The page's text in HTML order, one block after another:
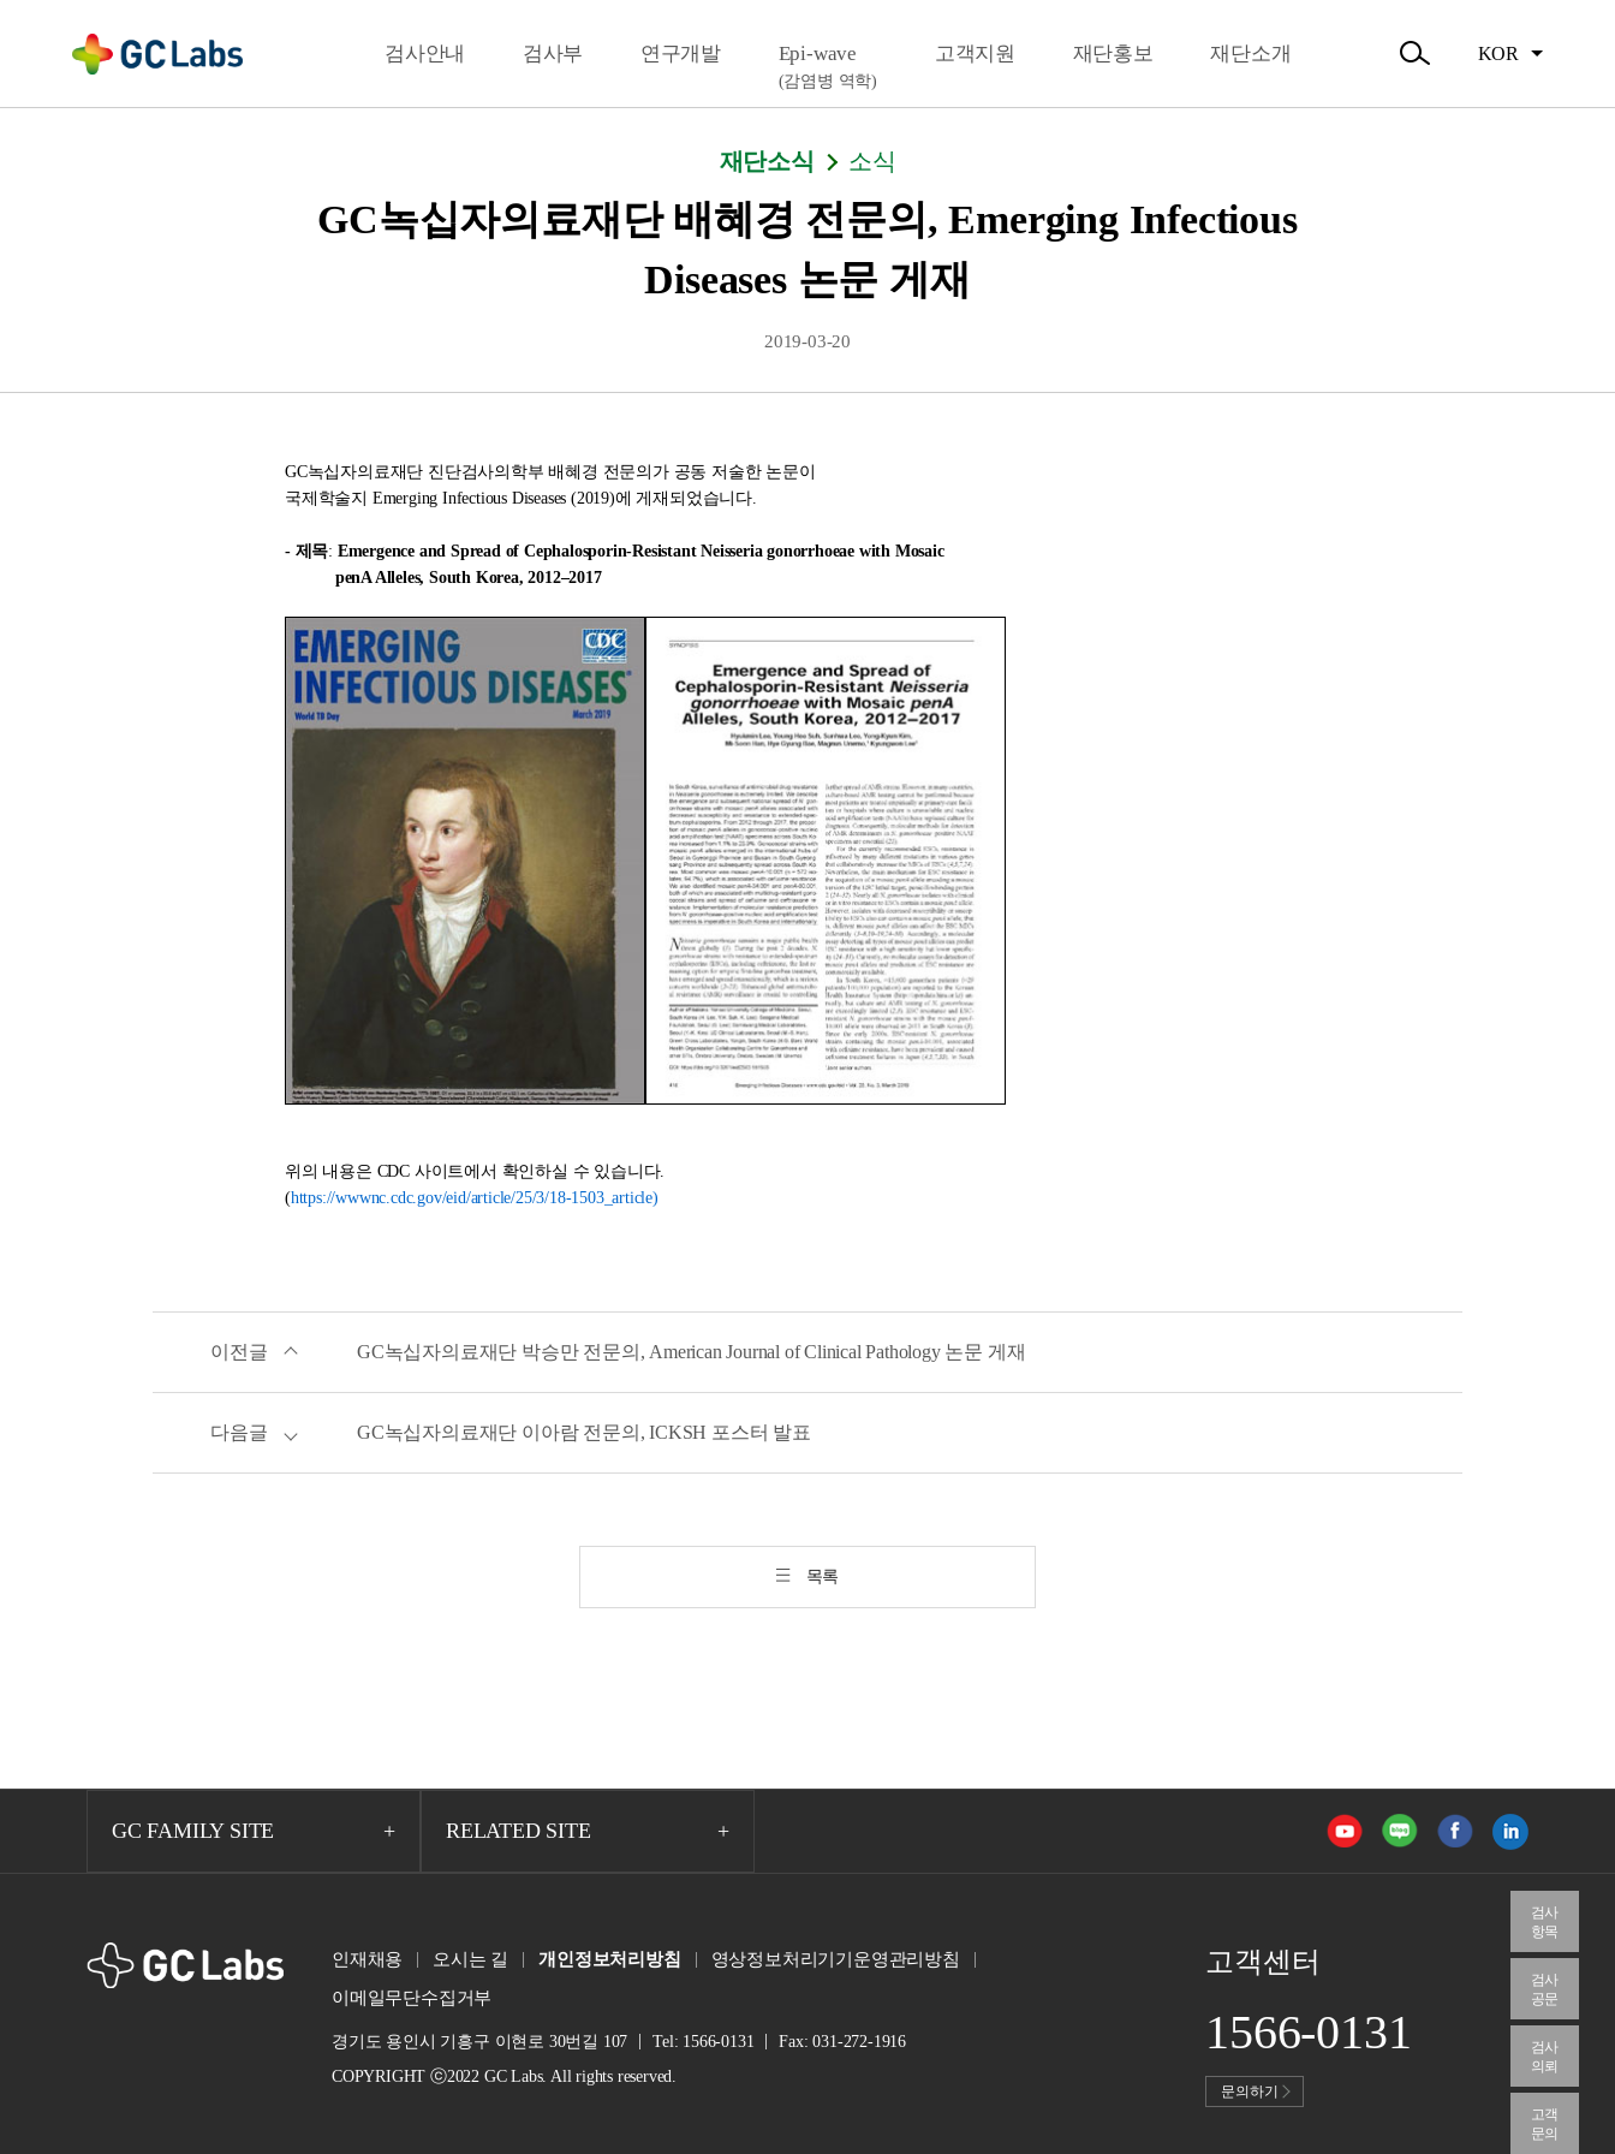
뉴
검사안내
결과확인 검사부 연구개발 Epi-wave
(감염병 역학)
고객지원 재단홍보
활동소식
재단소개
검
열
KOR
재단소식 소식
GC녹십자의료재단 배혜경 전문의, Emerging Infectious
Diseases 논문 게재
2019-03-20
GC녹십자의료재단 진단검사의학부 배혜경 전문의가 공동 저술한 논문이
국제학술지 Emerging Infectious Diseases (2019)에 게재되었습니다.
- 제목: Emergence and Spread of Cephalosporin-ResistantNeisseria gonorrhoeae with Mosaic
penAAlleles, South Korea, 2012–2017
위의 내용은 CDC 사이트에서 확인하실 수 있습니다.
(https://wwwnc.cdc.gov/eid/article/25/3/18-1503_article)
이전글 GC녹십자의료재단 박승만 전문의, American Journal of Clinical Pathology 논문 게재
다음글 GC녹십자의료재단 이아람 전문의, ICKSH 포스터 발표
목록
검사
항목
검사
공문
검사
의뢰
고객
문의
GC FAMILY SITE RELATED SITE
GCLabs 인재채용 오시는 길 개인정보처리방침
영상정보처리기기운영관리방침
이메일무단수집거부
경기도 용인시 기흥구 이현로 30번길 107 Tel: 1566-0131
Fax: 031-272-1916
COPYRIGHT ⓒ2022 GC Labs. All rights reserved.
고객센터
1566-0131
문의하기